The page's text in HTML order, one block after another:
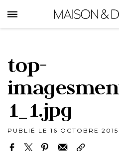
to
main
top-
1_1.jpg
PUBLIÉ LE 16 OCTOBRE 2015